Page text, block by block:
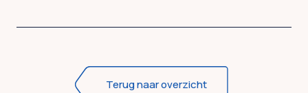
Terug naar overzicht